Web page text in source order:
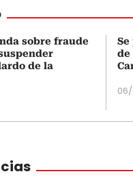
sobre fraude
de la
de